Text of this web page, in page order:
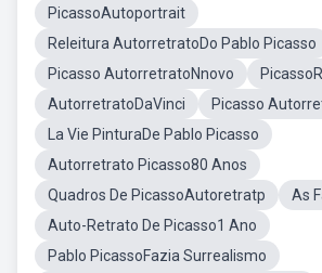
PicassoAutoportrait
Releitura AutorretratoDo Pablo Picasso
Picasso AutorretratoNnovo
AutorretratoDaVinci
Picasso
La Vie PinturaDe Pablo Picasso
Autorretrato Picasso80 Anos
Quadros De PicassoAutoretratp
As
Auto-Retrato De Picasso1 Ano
Pablo PicassoFazia Surrealismo